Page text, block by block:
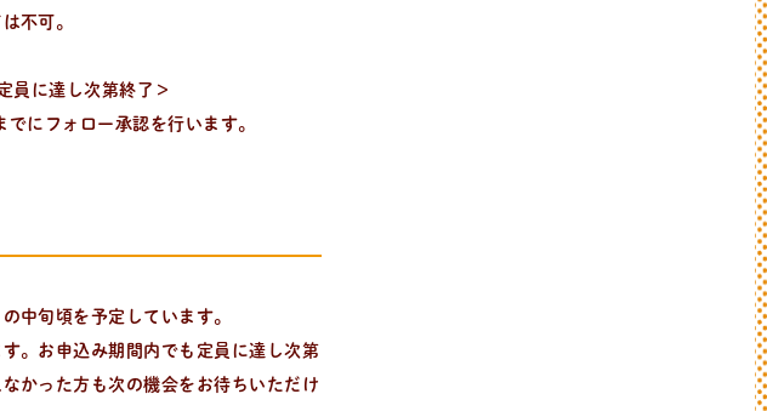
不可。
に達し次第終了＞
にフォロー承認を行います。
中旬頃を予定しています。
。お申込み期間内でも定員に達し次第
かった方も次の機会をお待ちいただけ